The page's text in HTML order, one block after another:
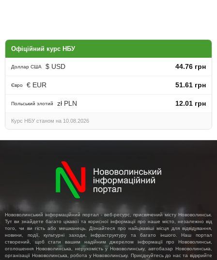
Офіційний курс НБУ
Доллар США $ USD 44.76 грн
Євро € EUR 51.61 грн
Польський злотий zł PLN 12.01 грн
Курс НБУ станом на 10.08.2026
Нововолинський інформаційний портал - веб-ресурс, присвячений місту Нововолинськ.
Тут ви знайдете багато цікавої та корисної інформації про наше місто, незалежно від
того, чи ви гість або мешканець. Дізнайтеся про найцікавіші місця для відвідування,
новини, події, культурні заходи, інфраструктуру та багато іншого. Наш портал
створений, щоб стати вашим надійним джерелом інформації про Нововолинськ,
оголошення Нововолинська, нерухомість у Нововолинську, автобазар Нововолинська,
організації Нововолинська, робота у Нововолинську. Приєднуйтесь до нас та відкрийте